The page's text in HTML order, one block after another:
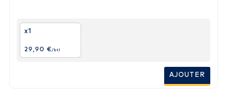
x1
29,90 €/btl
AJOUTER